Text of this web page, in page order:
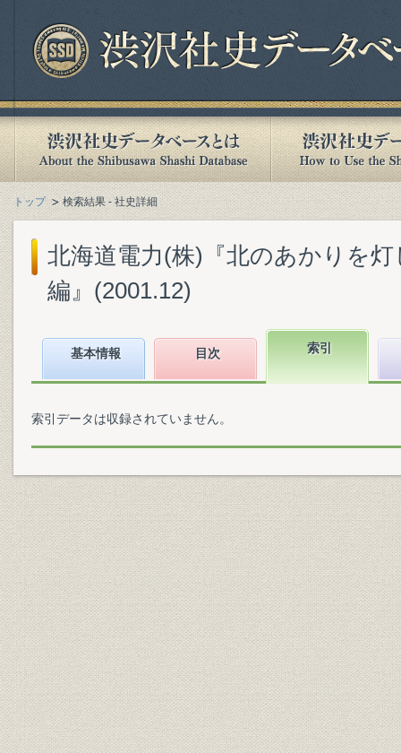
トップ 検索結果 - 社史詳細
北海道電力(株)『北のあかりを
編』(2001.12)
基本情報 目次 索引
索引データは収録されていません。